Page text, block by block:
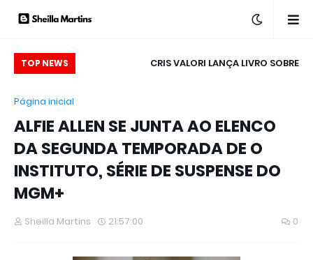
TOP NEWS
CRIS VALORI LANÇA LIVRO SOBRE
& SEGREDOS”:
DISPONÍVEIS NO
GLOBOSAT PLAY
Página inicial
ALFIE ALLEN SE JUNTA AO ELENCO
DA SEGUNDA TEMPORADA DE O
INSTITUTO, SÉRIE DE SUSPENSE DO
MGM+
Sheilla Martins 21:57:00 0